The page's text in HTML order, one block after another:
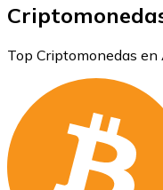
Top Criptomonedas en